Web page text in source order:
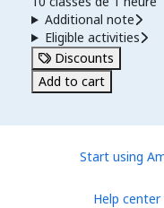
Additional note
Eligible activities
Discounts
Add to cart
Start using
Help center